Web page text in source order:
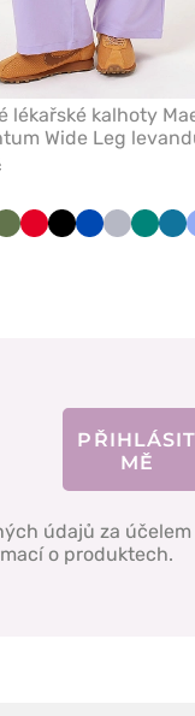
lékařské kalhoty
Wide Leg
OlivkováČervenáČernáKrálovsky
SvětleZelená
PŘIHLÁSIT
MĚ
údajů za účelem
o produktech.